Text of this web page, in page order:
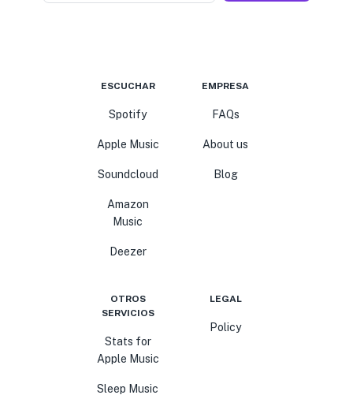
ESCUCHAR
Spotify
Apple Music
Soundcloud
Amazon
Music
Deezer
EMPRESA
FAQs
About us
Blog
OTROS
SERVICIOS
Stats for
Apple Music
Sleep Music
LEGAL
Policy